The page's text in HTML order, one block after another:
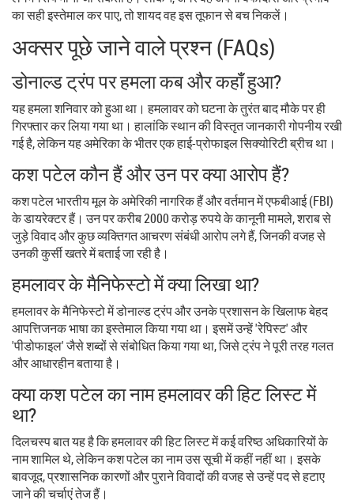
का सही इस्तेमाल कर पाए, तो शायद वह इस तूफान से बच निकलें।
अक्सर पूछे जाने वाले प्रश्न (FAQs)
डोनाल्ड ट्रंप पर हमला कब और कहाँ हुआ?
यह हमला शनिवार को हुआ था। हमलावर को घटना के तुरंत बाद मौके पर ही
गिरफ्तार कर लिया गया था। हालांकि स्थान की विस्तृत जानकारी गोपनीय रखी
गई है, लेकिन यह अमेरिका के भीतर एक हाई-प्रोफाइल सिक्योरिटी ब्रीच था।
कश पटेल कौन हैं और उन पर क्या आरोप हैं?
कश पटेल भारतीय मूल के अमेरिकी नागरिक हैं और वर्तमान में एफबीआई (FBI)
के डायरेक्टर हैं। उन पर करीब 2000 करोड़ रुपये के कानूनी मामले, शराब से
जुड़े विवाद और कुछ व्यक्तिगत आचरण संबंधी आरोप लगे हैं, जिनकी वजह से
उनकी कुर्सी खतरे में बताई जा रही है।
हमलावर के मैनिफेस्टो में क्या लिखा था?
हमलावर के मैनिफेस्टो में डोनाल्ड ट्रंप और उनके प्रशासन के खिलाफ बेहद
आपत्तिजनक भाषा का इस्तेमाल किया गया था। इसमें उन्हें 'रेपिस्ट' और
'पीडोफाइल' जैसे शब्दों से संबोधित किया गया था, जिसे ट्रंप ने पूरी तरह गलत
और आधारहीन बताया है।
क्या कश पटेल का नाम हमलावर की हिट लिस्ट में
था?
दिलचस्प बात यह है कि हमलावर की हिट लिस्ट में कई वरिष्ठ अधिकारियों के
नाम शामिल थे, लेकिन कश पटेल का नाम उस सूची में कहीं नहीं था। इसके
बावजूद, प्रशासनिक कारणों और पुराने विवादों की वजह से उन्हें पद से हटाए
जाने की चर्चाएं तेज हैं।